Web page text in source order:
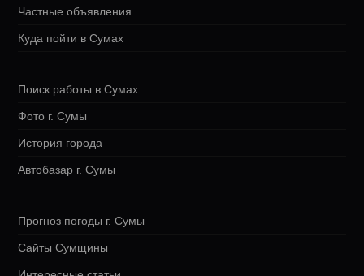
Частные объявления
Куда пойти в Сумах
Поиск работы в Сумах
Фото г. Сумы
История города
Автобазар г. Сумы
Прогноз погоды г. Сумы
Сайты Сумщины